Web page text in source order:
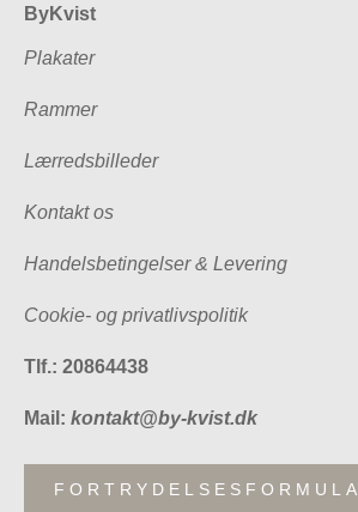
ByKvist
Plakater
Rammer
Lærredsbilleder
Kontakt os
Handelsbetingelser & Levering
Cookie- og privatlivspolitik
Tlf.: 20864438
Mail: kontakt@by-kvist.dk